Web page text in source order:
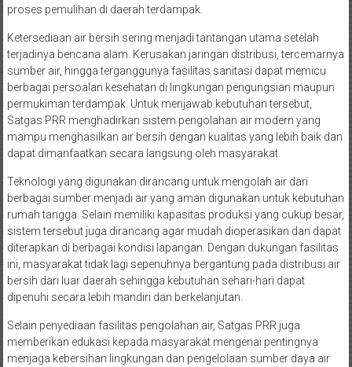
proses pemulihan di daerah terdampak.
Ketersediaan air bersih sering menjadi tantangan utama setelah
terjadinya bencana alam. Kerusakan jaringan distribusi, tercemarnya
sumber air, hingga terganggunya fasilitas sanitasi dapat memicu
berbagai persoalan kesehatan di lingkungan pengungsian maupun
permukiman terdampak. Untuk menjawab kebutuhan tersebut,
Satgas PRR menghadirkan sistem pengolahan air modern yang
mampu menghasilkan air bersih dengan kualitas yang lebih baik dan
dapat dimanfaatkan secara langsung oleh masyarakat.
Teknologi yang digunakan dirancang untuk mengolah air dari
berbagai sumber menjadi air yang aman digunakan untuk kebutuhan
rumah tangga. Selain memiliki kapasitas produksi yang cukup besar,
sistem tersebut juga dirancang agar mudah dioperasikan dan dapat
diterapkan di berbagai kondisi lapangan. Dengan dukungan fasilitas
ini, masyarakat tidak lagi sepenuhnya bergantung pada distribusi air
bersih dari luar daerah sehingga kebutuhan sehari-hari dapat
dipenuhi secara lebih mandiri dan berkelanjutan.
Selain penyediaan fasilitas pengolahan air, Satgas PRR juga
memberikan edukasi kepada masyarakat mengenai pentingnya
menjaga kebersihan lingkungan dan pengelolaan sumber daya air